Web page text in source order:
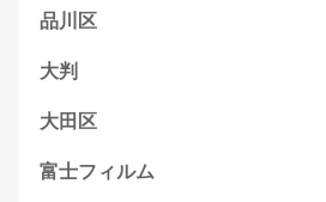
品川区
大判
大田区
富士フィルム